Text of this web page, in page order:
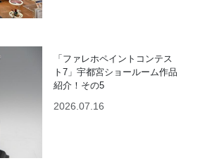
「ファレホペイントコンテス
ト7」宇都宮ショールーム作品
紹介！その5
2026.07.16